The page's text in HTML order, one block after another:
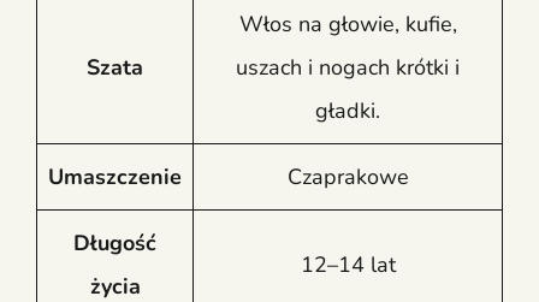
Szata
Włos na głowie, kufie,
uszach i nogach krótki i
gładki.
Umaszczenie Czaprakowe
Długość
życia
12–14 lat